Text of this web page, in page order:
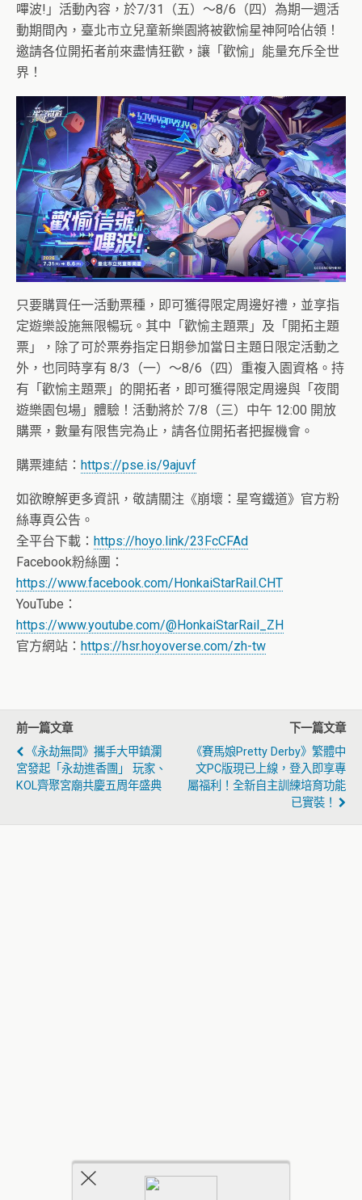
嗶波!」活動內容，於7/31（五）～8/6（四）為期一週活
動期間內，臺北市立兒童新樂園將被歡愉星神阿哈佔領！
邀請各位開拓者前來盡情狂歡，讓「歡愉」能量充斥全世
界！
只要購買任一活動票種，即可獲得限定周邊好禮，並享指
定遊樂設施無限暢玩。其中「歡愉主題票」及「開拓主題
票」，除了可於票券指定日期參加當日主題日限定活動之
外，也同時享有 8/3（一）～8/6（四）重複入園資格。持
有「歡愉主題票」的開拓者，即可獲得限定周邊與「夜間
遊樂園包場」體驗！活動將於 7/8（三）中午 12:00 開放
購票，數量有限售完為止，請各位開拓者把握機會。
購票連結： https://pse.is/9ajuvf
如欲瞭解更多資訊，敬請關注《崩壞：星穹鐵道》官方粉
絲專頁公告。
全平台下載： https://hoyo.link/23FcCFAd
Facebook粉絲團：
https://www.facebook.com/HonkaiStarRail.CHT
YouTube：
https://www.youtube.com/@HonkaiStarRail_ZH
官方網站： https://hsr.hoyoverse.com/zh-tw
前一篇文章
《永劫無間》攜手大甲鎮瀾
宮發起「永劫進香團」 玩家、
KOL齊聚宮廟共慶五周年盛典
下一篇文章
《賽馬娘Pretty Derby》繁體中
文PC版現已上線，登入即享專
屬福利！全新自主訓練培育功能
已實裝！